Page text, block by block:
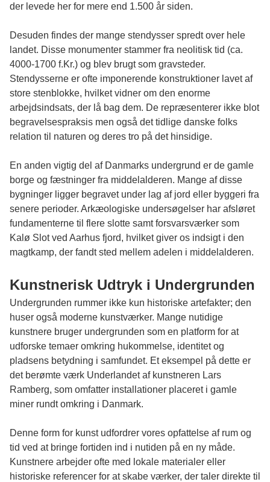
der levede her for mere end 1.500 år siden.
Desuden findes der mange stendysser spredt over hele
landet. Disse monumenter stammer fra neolitisk tid (ca.
4000-1700 f.Kr.) og blev brugt som gravsteder.
Stendysserne er ofte imponerende konstruktioner lavet af
store stenblokke, hvilket vidner om den enorme
arbejdsindsats, der lå bag dem. De repræsenterer ikke blot
begravelsespraksis men også det tidlige danske folks
relation til naturen og deres tro på det hinsidige.
En anden vigtig del af Danmarks undergrund er de gamle
borge og fæstninger fra middelalderen. Mange af disse
bygninger ligger begravet under lag af jord eller byggeri fra
senere perioder. Arkæologiske undersøgelser har afsløret
fundamenterne til flere slotte samt forsvarsværker som
Kalø Slot ved Aarhus fjord, hvilket giver os indsigt i den
magtkamp, der fandt sted mellem adelen i middelalderen.
Kunstnerisk Udtryk i Undergrunden
Undergrunden rummer ikke kun historiske artefakter; den
huser også moderne kunstværker. Mange nutidige
kunstnere bruger undergrunden som en platform for at
udforske temaer omkring hukommelse, identitet og
pladsens betydning i samfundet. Et eksempel på dette er
det berømte værk Underlandet af kunstneren Lars
Ramberg, som omfatter installationer placeret i gamle
miner rundt omkring i Danmark.
Denne form for kunst udfordrer vores opfattelse af rum og
tid ved at bringe fortiden ind i nutiden på en ny måde.
Kunstnere arbejder ofte med lokale materialer eller
historiske referencer for at skabe værker, der taler direkte til